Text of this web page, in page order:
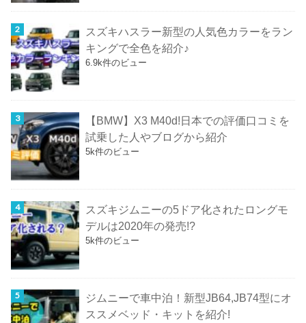
スズキハスラー新型の人気色カラーをラン
キングで全色を紹介♪
6.9k件のビュー
【BMW】X3 M40d!日本での評価口コミを
試乗した人やブログから紹介
5k件のビュー
スズキジムニーの5ドア化されたロングモ
デルは2020年の発売!?
5k件のビュー
ジムニーで車中泊！新型JB64,JB74型にオ
ススメベッド・キットを紹介!